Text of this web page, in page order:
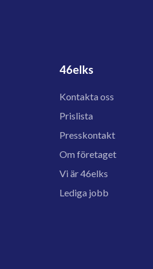
46elks
Kontakta oss
Prislista
Presskontakt
Om företaget
Vi är 46elks
Lediga jobb